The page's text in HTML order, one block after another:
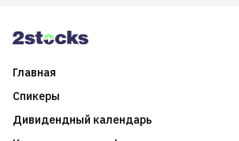
Главная
Спикеры
Дивидендный календарь